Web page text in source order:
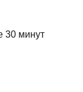
30 минут